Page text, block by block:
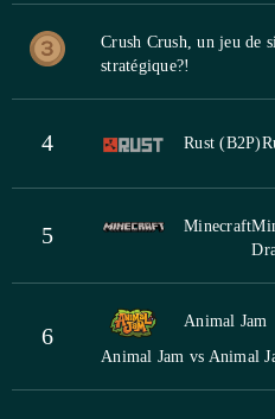
Crush Crush, un jeu de
stratégique?!
4 Rust (B2P)
5 Minecraft
6
Animal Jam
Animal Jam vs Animal